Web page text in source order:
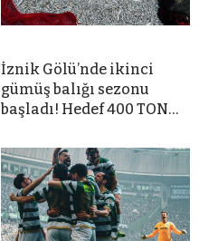
İznik Gölü’nde ikinci
gümüş balığı sezonu
başladı! Hedef 400 TON…